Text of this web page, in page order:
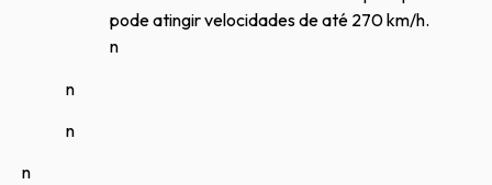
pode atingir velocidades de até 270 km/h.
n
n
n
n